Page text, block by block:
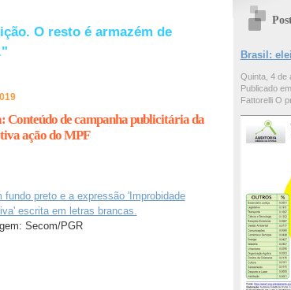
O resto é armazém de
de campanha publicitária da
ação do MPF
Secom/PGR
Brasil:
Quinta, 4 de
Publicado
Fattorelli O